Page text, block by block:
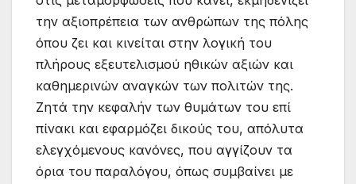
την αξιοπρέπεια των ανθρώπων της πόλης
όπου ζει και κινείται στην λογική του
πλήρους εξευτελισμού ηθικών αξιών και
καθημερινών αναγκών των πολιτών της.
Ζητά την κεφαλήν των θυμάτων του επί
πίνακι και εφαρμόζει δικούς του, απόλυτα
ελεγχόμενους κανόνες, που αγγίζουν τα
όρια του παραλόγου, όπως συμβαίνει με